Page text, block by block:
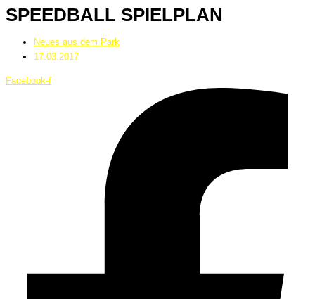
SPEEDBALL SPIELPLAN
Neues aus dem Park
17.03.2017
Facebook-f